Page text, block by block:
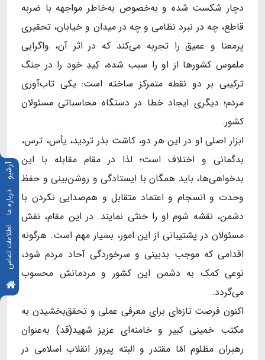
آرشیو
درباره ما
اطلاعات تماس
دچار شکست شده و به‌خصوص به‌خاطر مواجهه با ضربه‌
قاطع، چه در نبرد نظامی و چه در میدان و خیابان، تحقیری
پرمعنا و عمیق را تجربه می‌کند که در اثر آن، واگرایی
ملموس کشورها از او را سبب شده، کِیدِ خود را در جنگ
ترکیبی بر دو نقطه متمرکز ساخته است: یکی تاب‌آوری
مردم؛ دیگری ایجاد خطا در دستگاه محاسباتی مسئولان
کشور.
ابزار اصلی او در این هر دو، کاشت بذر تردید، یأس، ترس،
بدگمانی و اختلاف است؛ لذا در مقام مقابله با این
بدخواهی‌ها، باید همگان با ایستادگی و روشن‌بینی و حفظ
وحدت و انسجام و اعتماد متقابل و هم‌صدایی‌ نکردن با
دشمن، نقشه‌ شوم او را خنثی نمایند. در این مقام، نقش
مسئولان در پشتیبانی از این امور، بسیار مهم است. هرگونه
اقدامی که موجب بدبینی و سرخوردگی آحاد مردم شود،
نوعی کمک به دشمن این کشور و مردمانش محسوب
می‌گردد.
اکنون فرصت تازه‌ای برای معرفی عملی و تحقق‌بخشیدن به
مکتب خمینی کبیر و خامنه‌ای عزیز شهید(قد) به‌عنوان
رهبران مظلوم امّا مقتدر و البته پیروز انقلاب اسلامی در